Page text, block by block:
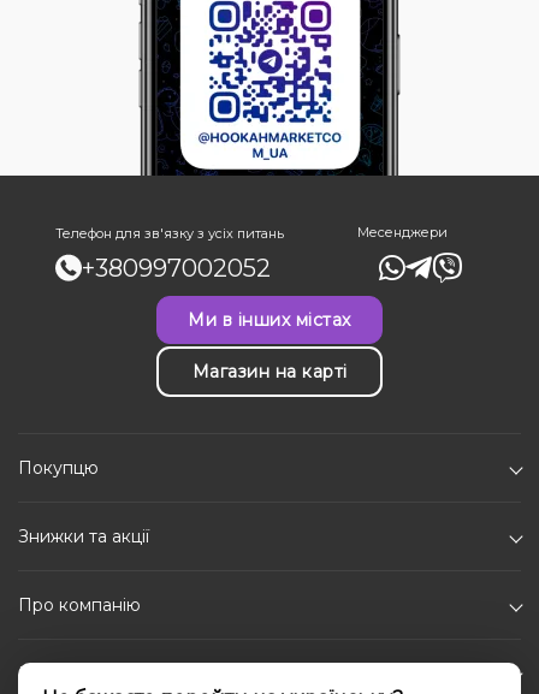
Телефон для зв'язку з усіх питань
+380997002052
Месенджери
Ми в інших містах
Магазин на карті
Покупцю
Знижки та акції
Про компанію
Каталог